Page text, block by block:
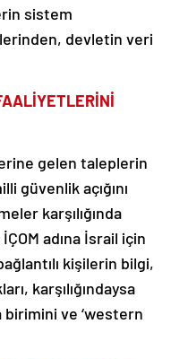
sistem
devletin veri
gelen taleplerin
güvenlik açığını
karşılığında
adına İsrail için
kişilerin bilgi,
karşılığındaysa
ve ‘western